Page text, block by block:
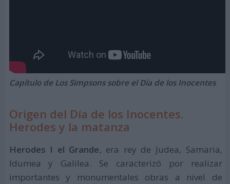
Capítulo de Los Simpsons sobre el Día de los Inocentes
Origen del Día de los Inocentes.
Herodes y la matanza
Herodes I el Grande, era rey de Judea, Samaria,
Idumea y Galilea. Se caracterizó por realizar
importantes y monumentales obras a nivel de